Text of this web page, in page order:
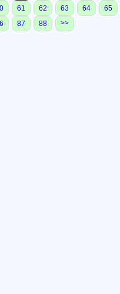
61 62 63 64
65
87 88 >>